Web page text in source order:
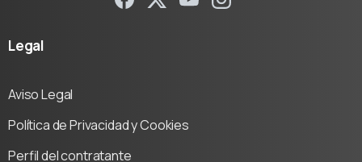
Legal
Aviso Legal
Política de Privacidad y Cookies
Perfil del contratante